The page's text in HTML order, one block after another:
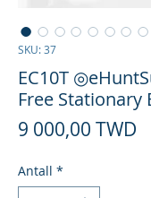
SKU: 37
EC10T
Free Stationary
9 000,00 TWD
Antall *